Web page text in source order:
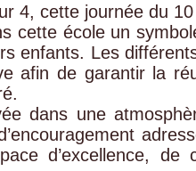
4, cette journée du
cette école un
enfants. Les
afin de garantir la
dans une
d’excellence,